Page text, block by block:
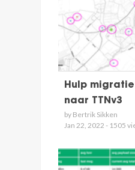
Hulp
naar TTNv3
by Bertrik Sikken
Jan 22, 2022 - 1505